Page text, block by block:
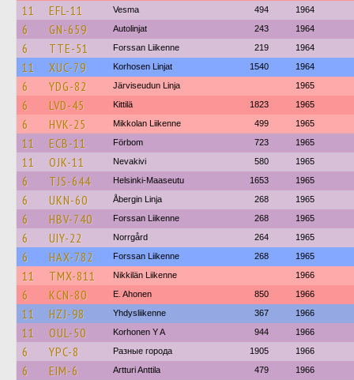
11 EFL-11 Vesma 494 1964
6 GN-659 Autolinjat 243 1964
6 TTE-51 Forssan Liikenne 219 1964
11 XUC-79 Korhosen Linjat 1540 1964
6 YDG-82 Järviseudun Linja 1965
6 LVD-45 Kittilä 1823 1965
6 HVK-25 Mikkolan Liikenne 499 1965
11 ECB-11 Förbom 723 1965
11 OJK-11 Nevakivi 580 1965
6 TJS-644 Helsinki-Maaseutu 1653 1965
6 UKN-60 Åbergin Linja 268 1965
6 HBV-740 Forssan Liikenne 268 1965
6 UIY-22 Norrgård 264 1965
6 HAX-782 Forssan Liikenne 268 1965
11 TMX-811 Nikkilän Liikenne 1966
6 KCN-80 E. Ahonen 850 1966
11 HZJ-98 Yhdysliikenne 367 1966
11 OUL-50 Korhonen Y A 944 1966
6 YPC-8 Разные города 1905 1966
6 EIM-6 Artturi Anttila 479 1966